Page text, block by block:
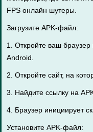
FPS онлайн шутеры.
Загрузите APK-файл:
1. Откройте ваш
Android.
2. Откройте сайт, на
3. Найдите ссылку на
4. Браузер инициирует
Установите APK-файл: